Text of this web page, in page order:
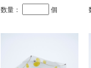
数量： 個